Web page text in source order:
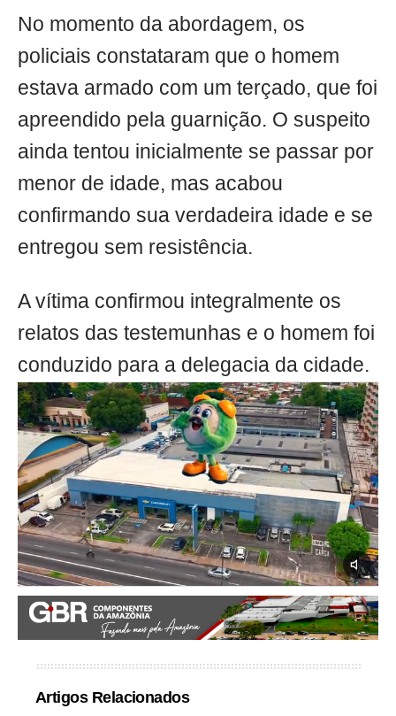
No momento da abordagem, os
policiais constataram que o homem
estava armado com um terçado, que foi
apreendido pela guarnição. O suspeito
ainda tentou inicialmente se passar por
menor de idade, mas acabou
confirmando sua verdadeira idade e se
entregou sem resistência.
A vítima confirmou integralmente os
relatos das testemunhas e o homem foi
conduzido para a delegacia da cidade.
Artigos Relacionados